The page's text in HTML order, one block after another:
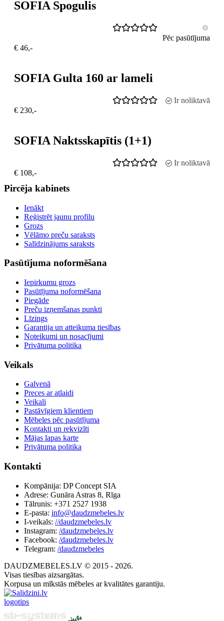
SOFIA Spogulis
Pēc pasūtījuma
€ 46,-
SOFIA Gulta 160 ar lameli
Ir noliktavā
€ 230,-
SOFIA Naktsskapītis (1+1)
Ir noliktavā
€ 108,-
Pircēja kabinets
Ienākt
Reģistrēt jaunu profilu
Grozs
Vēlāmo preču saraksts
Salīdzinājums saraksts
Pasūtījuma noformēšana
Iepirkumu grozs
Pasūtījuma noformēšana
Piegāde
Preču izņemšanas punkti
Līzings
Garantija un atteikuma tiesības
Noteikumi un nosacījumi
Privātuma politika
Veikals
Galvenā
Preces ar atlaidi
Veikali
Pastāvīgiem klientiem
Mēbeles pēc pasūtījuma
Kontakti un rekvizīti
Mājas lapas karte
Privātuma politika
Kontakti
Kompānija: DP Concept SIA
Adrese: Gunāra Astras 8, Rīga
Tālrunis: +371 2527 1938
E-pasta: info@daudzmebeles.lv
I-veikals: //daudzmebeles.lv
Instagram: /daudzmebeles.lv
Facebook: /daudzmebeles.lv
Telegram: /daudzmebeles
DAUDZMEBELES.LV © 2015 - 2026.
Visas tiesības aizsargātas.
Korpusa un mīkstās mēbeles ar kvalitātes garantiju.